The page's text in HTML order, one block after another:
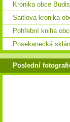
Kronika obce
Saitlova kronika
Pohřební kniha
Posekanecká
Poslední